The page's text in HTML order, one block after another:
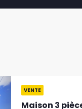
Next
VENTE